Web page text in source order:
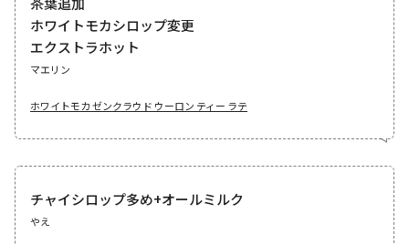
ホワイトモカシロップ変更
エクストラホット
マエリン
ホワイトモカ ゼンクラウド ウーロン ティー ラテ
チャイシロップ多め+オールミルク
やえ